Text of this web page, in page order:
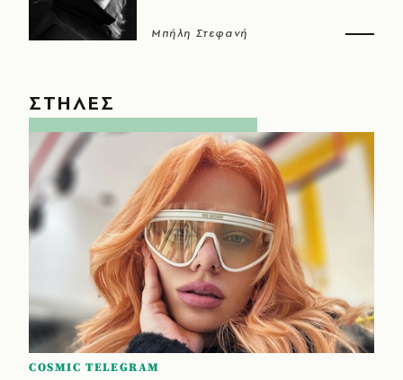
Μπήλη Στεφανή
ΣΤΗΛΕΣ
COSMIC TELEGRAM